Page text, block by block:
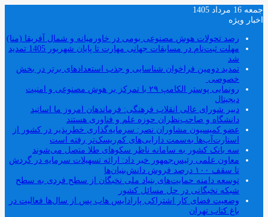
جمعه 16 مرداد 1405
اخبار ویژه
رصد تحولات هوش مصنوعی بومی در خاورمیانه و شمال آفریقا (منا)
مهلت ثبت‌نام در مسابقات جهانی مهارت تا پایان شهریور 1405 تمدید
شد
تمدید دومین فراخوان شناسایی و جذب استعدادهای برتر در بخش
خصوصی
رونمایی پوستر الکامپ ۲۹ با تمرکز بر هوش مصنوعی و امنیت
دیجیتال
دبیر شورای عالی انقلاب فرهنگی: فرماندهان امروز ما اساتید
دانشگاه و صاحب‌نظران حوزه علم و فناوری هستند
عضو کمیسیون مشاوران نصر: سرمایه‌گذاری خطرپذیر در کشور از
استارت‌آپ‌ها به‌سمت دارایی‌های کم‌ریسک‌تر رفته است
سه بانک کشور به سامانه ناظر سکوهای طلا متصل می‌شوند
معاون علمی رئیس‌جمهور خبر داد: ارائه تسهیلات سرمایه در گردش
تا سقف ۱۰۰ درصد فروش دانش‌بنیان‌ها
توسعه دامنه حمایت‌های بنیاد ملی نخبگان از سطح فردی به سطح
شبکه نخبگانی در حل مسائل کشور
وضعیت فضای کار اشتراکی پارادایس هاب پس از سال‌ها فعالیت در
باغ کتاب تهران